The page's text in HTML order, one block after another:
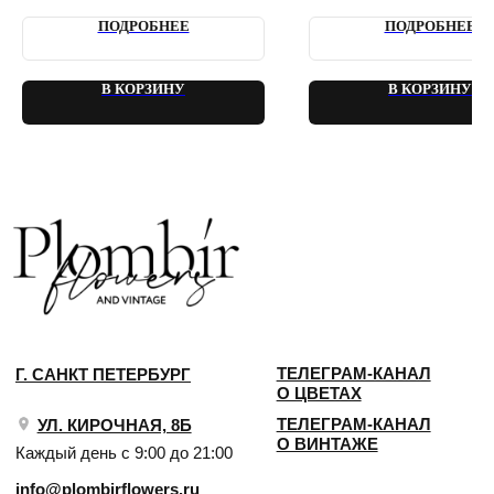
ПОДРОБНЕЕ
В КОРЗИНУ
ПОДРОБНЕЕ
В КОРЗИНУ